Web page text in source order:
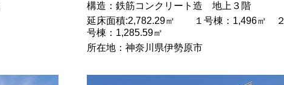
構造：鉄筋コンクリート造 地上３階
延床面積:2,782.29㎡ １号棟：1,496㎡ ２
号棟：1,285.59㎡
所在地：神奈川県伊勢原市